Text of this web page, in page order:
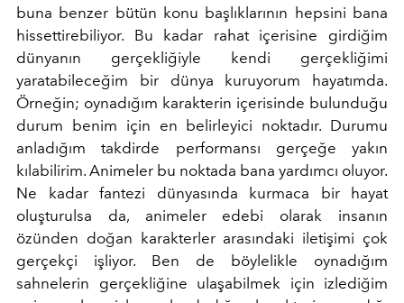
buna benzer bütün konu başlıklarının hepsini bana
hissettirebiliyor. Bu kadar rahat içerisine girdiğim
dünyanın gerçekliğiyle kendi gerçekliğimi
yaratabileceğim bir dünya kuruyorum hayatımda.
Örneğin; oynadığım karakterin içerisinde bulunduğu
durum benim için en belirleyici noktadır. Durumu
anladığım takdirde performansı gerçeğe yakın
kılabilirim. Animeler bu noktada bana yardımcı oluyor.
Ne kadar fantezi dünyasında kurmaca bir hayat
oluşturulsa da, animeler edebi olarak insanın
özünden doğan karakterler arasındaki iletişimi çok
gerçekçi işliyor. Ben de böylelikle oynadığım
sahnelerin gerçekliğine ulaşabilmek için izlediğim